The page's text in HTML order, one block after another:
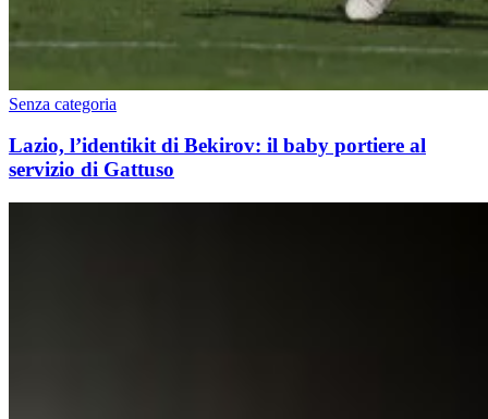
Senza categoria
Lazio, l’identikit di Bekirov: il baby portiere al
servizio di Gattuso